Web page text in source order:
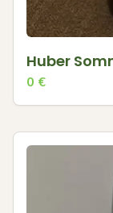
Huber
0 €